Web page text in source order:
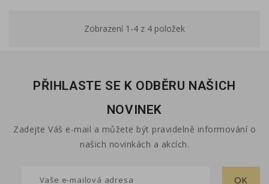
Zobrazení 1-4 z 4 položek
PŘIHLASTE SE K ODBĚRU NAŠICH
NOVINEK
Zadejte Váš e-mail a můžete být pravidelně informování o
našich novinkách a akcích.